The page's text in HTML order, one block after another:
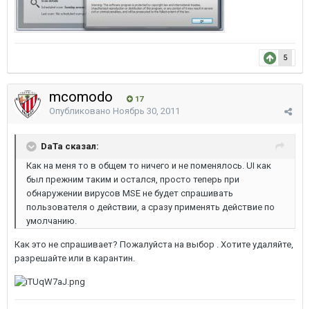
5
mcomodo 17
Опубликовано Ноябрь 30, 2011
DaTa сказал:
Как на меня то в общем то ничего и не поменялось. UI как
был прежним таким и остался, просто теперь при
обнаружении вирусов MSE не будет спрашивать
пользователя о действии, а сразу применять действие по
умолчанию.
Как это не спрашивает? Пожалуйста на выбор . Хотите удаляйте,
разрешайте или в карантин.